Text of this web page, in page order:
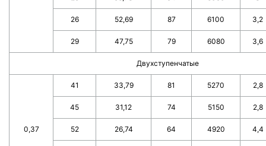
26 52,69 87 6100 3,2
29 47,75 79 6080 3,6
Двухступенчатые
0,37
41 33,79 81 5270 2,8
45 31,12 74 5150 2,8
52 26,74 64 4920 4,4